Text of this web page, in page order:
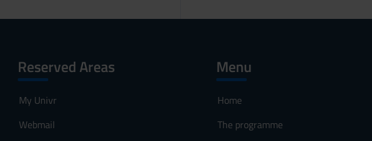
Reserved Areas
My Univr
Webmail
Menu
Home
The programme